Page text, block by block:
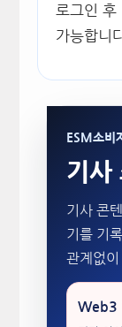
로그인
가능합니
ESM소비
기사
기사 콘
기를 기
관계없이
Web3